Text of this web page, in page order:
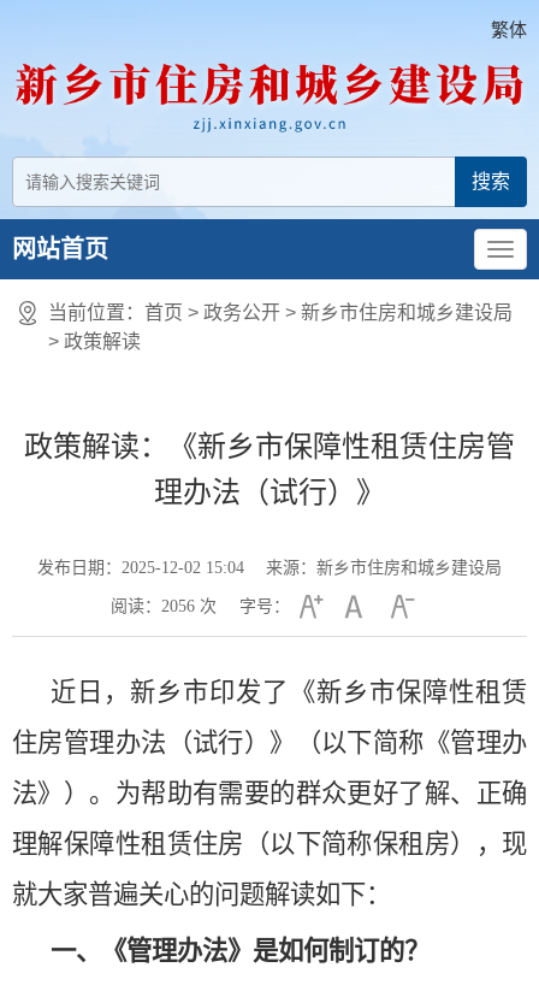
繁体
网站首页
当前位置： 首页 > 政务公开 > 新乡市住房和城乡建设局
> 政策解读
政策解读：《新乡市保障性租赁住房管
理办法（试行）》
发布日期：2025-12-02 15:04 来源：新乡市住房和城乡建设局
阅读： 2056次 字号：
近日，新乡市印发了《新乡市保障性租赁
住房管理办法（试行）》（以下简称《管理办
法》）。为帮助有需要的群众更好了解、正确
理解保障性租赁住房（以下简称保租房），现
就大家普遍关心的问题解读如下：
一、《管理办法》是如何制订的？